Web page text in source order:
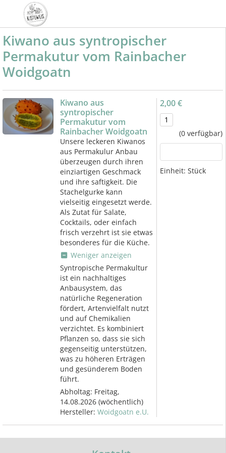
Kiwano aus syntropischer
Permakutur vom Rainbacher
Woidgoatn
Kiwano aus
syntropischer
Permakutur vom
Rainbacher Woidgoatn
Unsere leckeren Kiwanos
aus Permakulur Anbau
überzeugen durch ihren
einziartigen Geschmack
und ihre saftigkeit. Die
Stachelgurke kann
vielseitig eingesetzt werde.
Als Zutat für Salate,
Cocktails, oder einfach
frisch verzehrt ist sie etwas
besonderes für die Küche.
Weniger anzeigen
Syntropische Permakultur
ist ein nachhaltiges
Anbausystem, das
natürliche Regeneration
fördert, Artenvielfalt nutzt
und auf Chemikalien
verzichtet. Es kombiniert
Pflanzen so, dass sie sich
gegenseitig unterstützen,
was zu höheren Erträgen
und gesünderem Boden
führt.
Abholtag: Freitag,
14.08.2026(wöchentlich)
Hersteller: Woidgoatn e.U.
2,00 €
(0 verfügbar)
Einheit: Stück